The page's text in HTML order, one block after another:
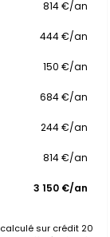
814 €/an
444 €/an
150 €/an
684 €/an
244 €/an
814 €/an
3 150 €/an
sur crédit 20